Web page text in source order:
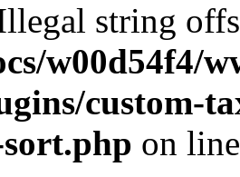
string
w00d54f4/
custom-
on